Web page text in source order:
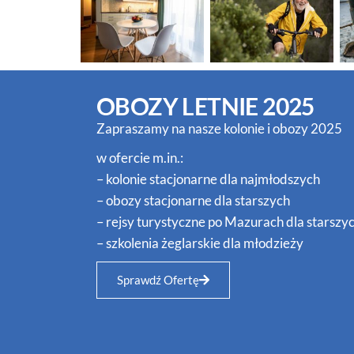
OBOZY LETNIE 2025
Zapraszamy na nasze kolonie i obozy 2025
w ofercie m.in.:
– kolonie stacjonarne dla najmłodszych
– obozy stacjonarne dla starszych
– rejsy turystyczne po Mazurach dla
– szkolenia żeglarskie dla młodzieży
Sprawdź Ofertę